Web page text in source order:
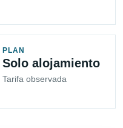
PLAN
Solo alojamiento
Tarifa observada